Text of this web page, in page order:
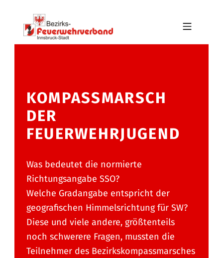
Skip to main navigation
Skip to main content
Skip to footer
BFV INNSBRUCK-STADT
KOMPASSMARSCH
DER
FEUERWEHRJUGEND
Was bedeutet die normierte
Richtungsangabe SSO?
Welche Gradangabe entspricht der
geografischen Himmelsrichtung für SW?
Diese und viele andere, größtenteils
noch schwerere Fragen, mussten die
Teilnehmer des Bezirkskompassmarsches